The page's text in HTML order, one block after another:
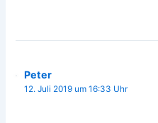
Peter
12. Juli 2019 um 16:33 Uhr